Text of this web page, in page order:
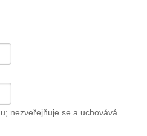
nezveřejňuje se a uchovává